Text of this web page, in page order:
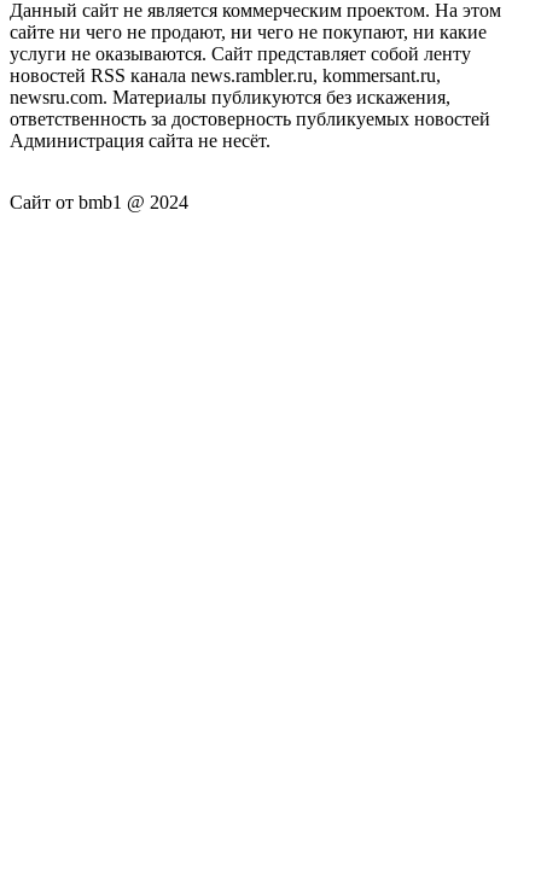
Данный сайт не является коммерческим проектом. На этом
сайте ни чего не продают, ни чего не покупают, ни какие
услуги не оказываются. Сайт представляет собой ленту
новостей RSS канала news.rambler.ru, kommersant.ru,
newsru.com. Материалы публикуются без искажения,
ответственность за достоверность публикуемых новостей
Администрация сайта не несёт.
Сайт от bmb1 @ 2024